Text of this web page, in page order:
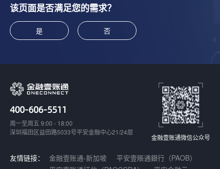
该页面是否满足您的需求？
是 否
400-606-5511
周一至周五 9:00 - 18:00
深圳福田区益田路5033号平安金融中心21/24层
金融壹账通微信公众号
友情链接： 金融壹账通-新加坡
平安壹賬通銀行（PAOB）